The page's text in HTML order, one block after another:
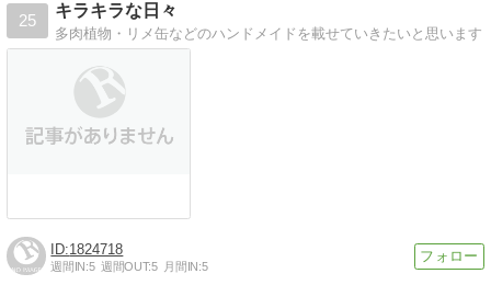
25
キラキラな日々
多肉植物・リメ缶などのハンドメイドを載せていきたいと思います
1824718
週間IN:5 週間OUT:5 月間IN:5